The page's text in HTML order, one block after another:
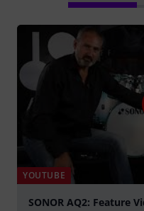
YOUTUBE
SONOR AQ2: Feature